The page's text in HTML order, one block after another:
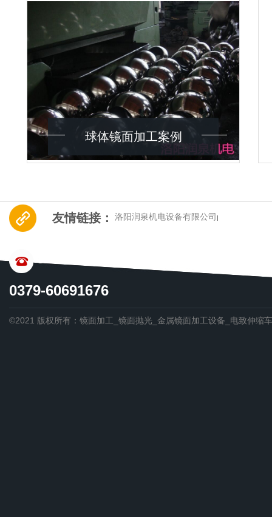
球体镜面加工案例
友情链接： 洛阳润泉机电设备有限公司 |
CONTACT US
0379-60691676
©2021 版权所有：镜面加工_镜面抛光_金属镜面加工设备_电致伸